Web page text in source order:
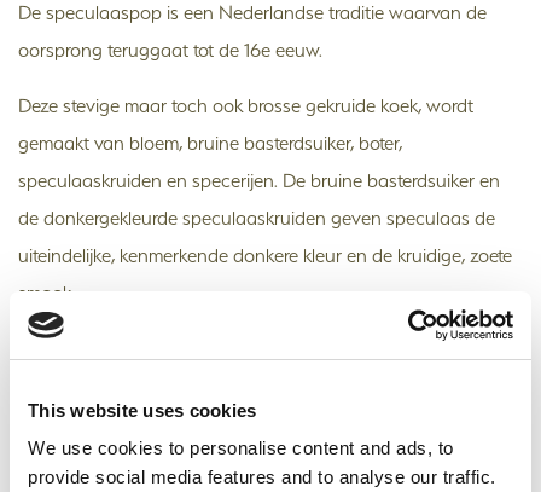
This website uses cookies
We use cookies to personalise content and ads, to
provide social media features and to analyse our traffic.
De speculaaspop is een Nederlandse traditie waarvan de
oorsprong teruggaat tot de 16e eeuw.
Deze stevige maar toch ook brosse gekruide koek, wordt
gemaakt van bloem, bruine basterdsuiker, boter,
speculaaskruiden en specerijen. De bruine basterdsuiker en
de donkergekleurde speculaaskruiden geven speculaas de
uiteindelijke, kenmerkende donkere kleur en de kruidige, zoete
smaak.
De speculaaspop wordt gegeten rond de tijd van Sinterklaas
De grote speculaaspop wordt ook wel de vrijer genoemd, dit
komt omdat men vroeger een speculaaspop gaf aan iemand